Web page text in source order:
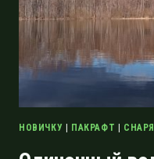
НОВИЧКУ | ПАКРАФТ |